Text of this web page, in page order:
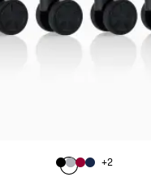
Colore
ColoreNero
Colore Argento
Colore
Colore
+2